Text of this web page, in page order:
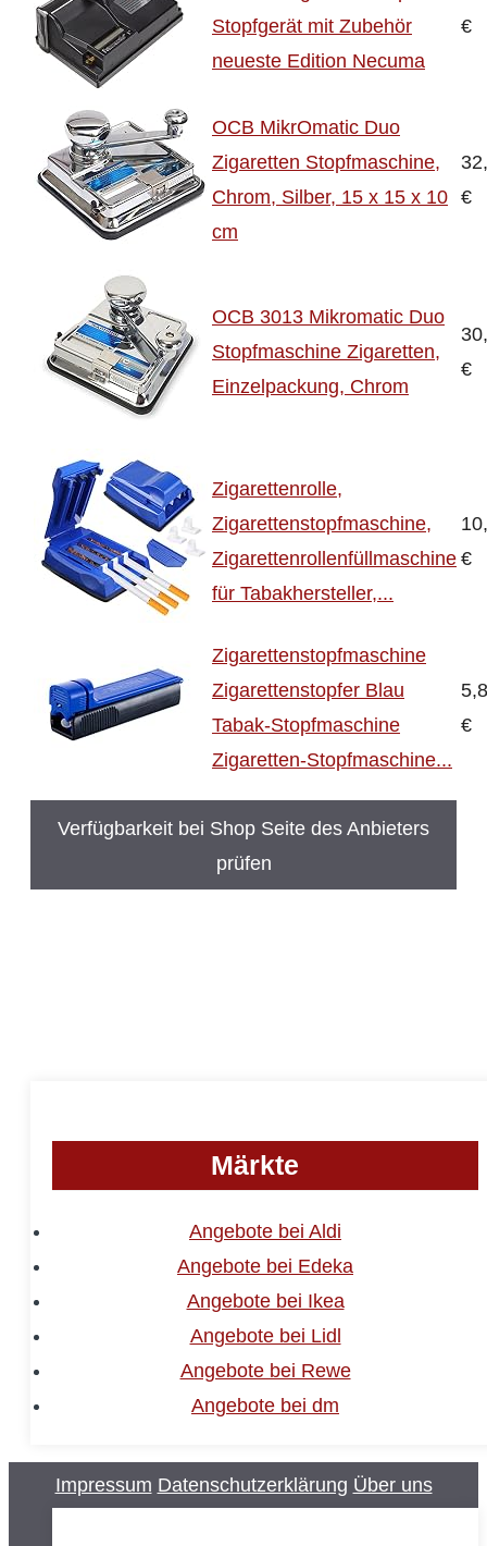
Stopfgerät mit Zubehör
neueste Edition Necuma
€
OCB MikrOmatic Duo
Zigaretten Stopfmaschine,
Chrom, Silber, 15 x 15 x 10
cm
€
OCB 3013 Mikromatic Duo
Stopfmaschine Zigaretten,
Einzelpackung, Chrom
€
Zigarettenrolle,
Zigarettenstopfmaschine,
Zigarettenrollenfüllmaschine
für Tabakhersteller,...
€
Zigarettenstopfmaschine
Zigarettenstopfer Blau
Tabak-Stopfmaschine
Zigaretten-Stopfmaschine...
€
Verfügbarkeit bei Shop Seite des Anbieters
prüfen
Märkte
Angebote bei Aldi
Angebote bei Edeka
Angebote bei Ikea
Angebote bei Lidl
Angebote bei Rewe
Angebote bei dm
Impressum Datenschutzerklärung Über uns